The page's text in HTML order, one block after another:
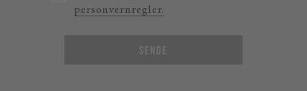
personvernregler.
SENDE